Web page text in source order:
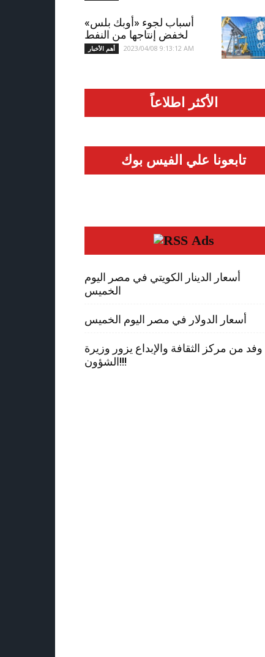
أسباب لجوء «أوبك بلس»
لخفض إنتاجها من النفط
أهم الأخبار 2023/04/08 9:13:12 AM
الأكثر اطلاعاً
تابعونا علي الفيس بوك
Ads
أسعار الدينار الكويتي في مصر اليوم
الخميس
أسعار الدولار في مصر اليوم الخميس
وفد من مركز الثقافة والإبداع يزور وزيرة
الشؤون!!!